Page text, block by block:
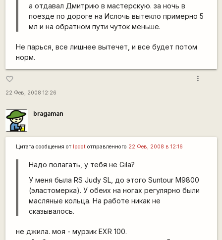
а отдавал Дмитрию в мастерскую. за ночь в
поезде по дороге на Ислочь вытекло примерно 5
мл и на обратном пути чуток меньше.
Не парься, все лишнее вытечет, и все будет потом
норм.
favorite_border
22 Фев, 2008 12:26
more_vert
bragaman
Цитата сообщения от lpdotотправленного 22 Фев, 2008 в 12:16
Надо полагать, у тебя не Gila?
У меня была RS Judy SL, до этого Suntour M9800
(эластомерка). У обеих на ногах регулярно были
масляные кольца. На работе никак не
сказывалось.
не джила. моя - мурзик EXR 100.